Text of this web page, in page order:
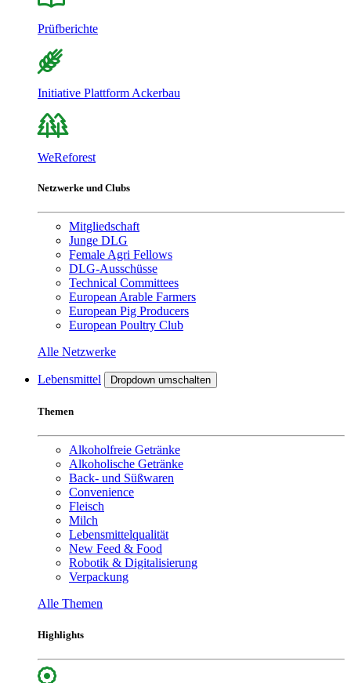
Prüfberichte
Initiative Plattform Ackerbau
WeReforest
Netzwerke und Clubs
Mitgliedschaft
Junge DLG
Female Agri Fellows
DLG-Ausschüsse
Technical Committees
European Arable Farmers
European Pig Producers
European Poultry Club
Alle Netzwerke
Lebensmittel Dropdown umschalten
Themen
Alkoholfreie Getränke
Alkoholische Getränke
Back- und Süßwaren
Convenience
Fleisch
Milch
Lebensmittelqualität
New Feed & Food
Robotik & Digitalisierung
Verpackung
Alle Themen
Highlights